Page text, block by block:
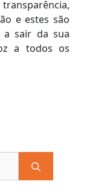
e estes são
a sair da sua
a todos os